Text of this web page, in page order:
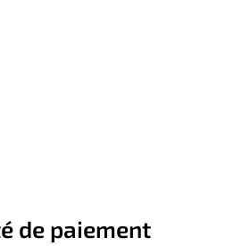
de paiement